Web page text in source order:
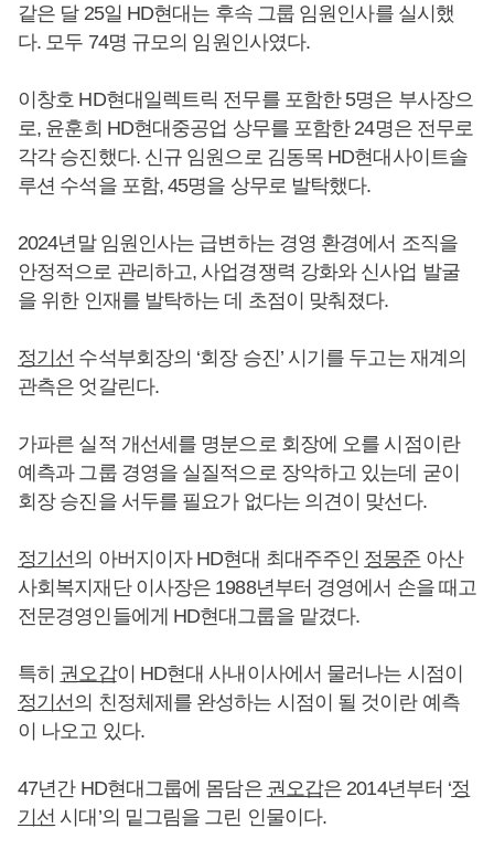
같은 달 25일 HD현대는 후속 그룹 임원인사를 실시했
다. 모두 74명 규모의 임원인사였다.
이창호 HD현대일렉트릭 전무를 포함한 5명은 부사장으
로, 윤훈희 HD현대중공업 상무를 포함한 24명은 전무로
각각 승진했다. 신규 임원으로 김동목 HD현대사이트솔
루션 수석을 포함, 45명을 상무로 발탁했다.
2024년말 임원인사는 급변하는 경영 환경에서 조직을
안정적으로 관리하고, 사업경쟁력 강화와 신사업 발굴
을 위한 인재를 발탁하는 데 초점이 맞춰졌다.
정기선 수석부회장의 ‘회장 승진’ 시기를 두고는 재계의
관측은 엇갈린다.
가파른 실적 개선세를 명분으로 회장에 오를 시점이란
예측과 그룹 경영을 실질적으로 장악하고 있는데 굳이
회장 승진을 서두를 필요가 없다는 의견이 맞선다.
정기선의 아버지이자 HD현대 최대주주인 정몽준 아산
사회복지재단 이사장은 1988년부터 경영에서 손을 때고
전문경영인들에게 HD현대그룹을 맡겼다.
특히 권오갑이 HD현대 사내이사에서 물러나는 시점이
정기선의 친정체제를 완성하는 시점이 될 것이란 예측
이 나오고 있다.
47년간 HD현대그룹에 몸담은 권오갑은 2014년부터 ‘정
기선 시대’의 밑그림을 그린 인물이다.